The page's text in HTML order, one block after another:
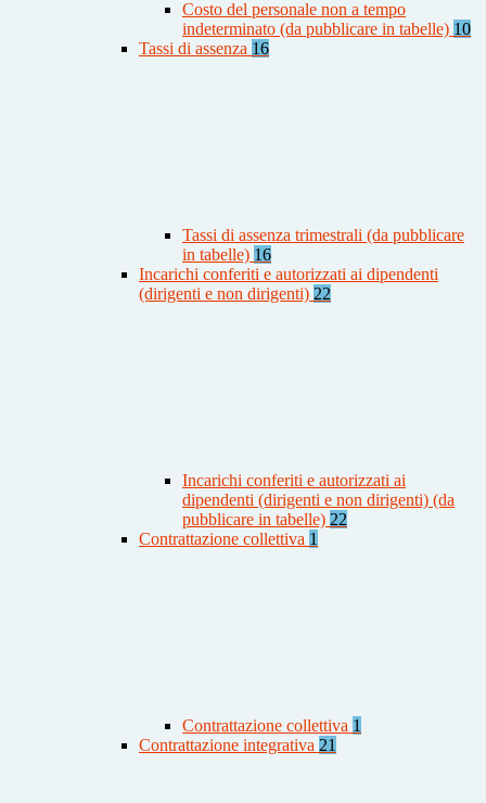
Costo del personale non a tempo
indeterminato (da pubblicare in tabelle) 10
Tassi di assenza 16
Tassi di assenza trimestrali (da pubblicare
in tabelle) 16
Incarichi conferiti e autorizzati ai dipendenti
(dirigenti e non dirigenti) 22
Incarichi conferiti e autorizzati ai
dipendenti (dirigenti e non dirigenti) (da
pubblicare in tabelle) 22
Contrattazione collettiva 1
Contrattazione collettiva 1
Contrattazione integrativa 21